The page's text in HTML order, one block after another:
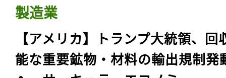
製造業
【アメリカ】トランプ大統領、回
能な重要鉱物・材料の輸出規制発